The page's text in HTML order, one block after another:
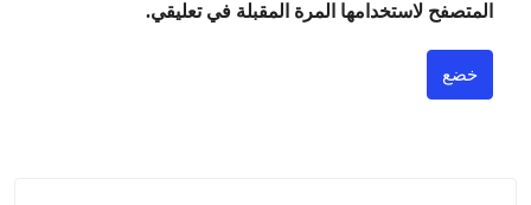
المتصفح لاستخدامها المرة المقبلة في تعليقي.
خضع